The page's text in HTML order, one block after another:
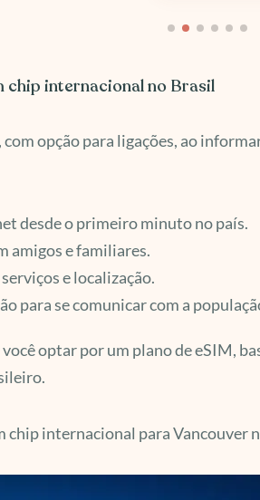
chip internacional no Brasil
opção para ligações, ao
desde o primeiro minuto no país.
amigos e familiares.
e localização.
para se comunicar com a
optar por um plano de eSIM,
chip internacional para Vancouver